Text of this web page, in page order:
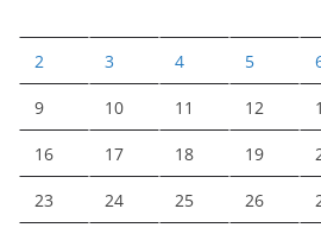
2 3 4 5
9 10 11 12
16 17 18 19
23 24 25 26